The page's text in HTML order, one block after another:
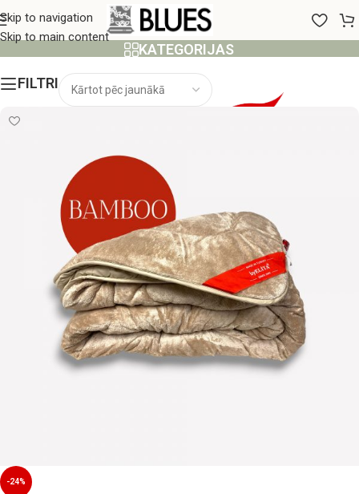
Skip to navigation
Skip to main contentTURCIJAS PRĒCES
KATEGORIJAS
FILTRI
-24%